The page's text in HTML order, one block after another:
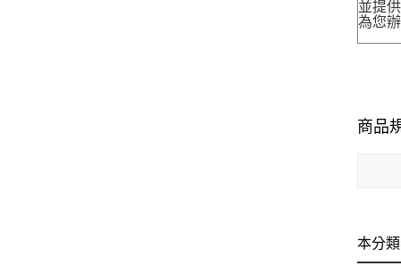
並提
為您
商品
本分